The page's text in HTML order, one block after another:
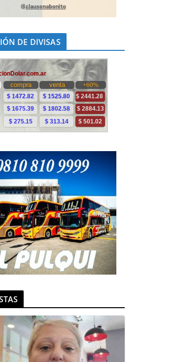
DE DIVISAS